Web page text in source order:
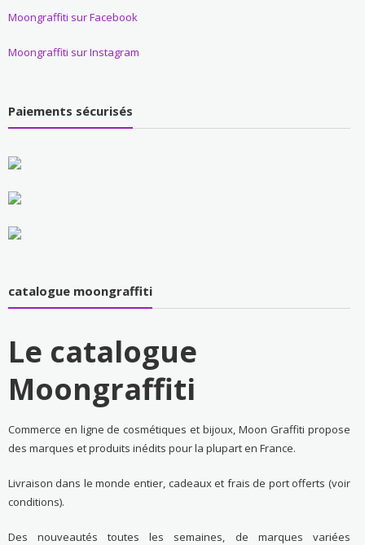
Moongraffiti sur Facebook
Moongraffiti sur Instagram
Paiements sécurisés
catalogue moongraffiti
Le catalogue
Moongraffiti
Commerce en ligne de cosmétiques et bijoux, Moon Graffiti propose
des marques et produits inédits pour la plupart en France.
Livraison dans le monde entier, cadeaux et frais de port offerts (voir
conditions).
Des nouveautés toutes les semaines, de marques variées